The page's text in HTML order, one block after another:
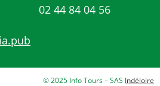
02 44 84 04 56
© 2025 Info Tours – SAS Indéloire